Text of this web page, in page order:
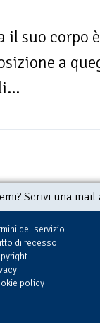
il suo corpo
a
Scrivi una
del servizio
di recesso
policy